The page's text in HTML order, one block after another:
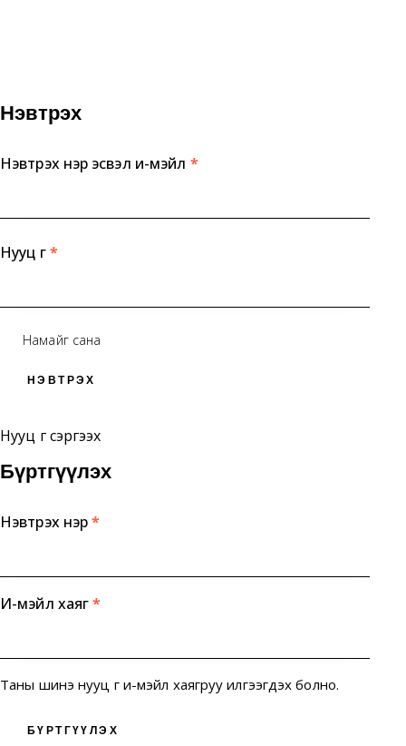
Нэвтрэх
Нэвтрэх нэр эсвэл и-мэйл *
Нууц үг*
Намайг сана
НЭВТРЭХ
Нууц үг сэргээх
Бүртгүүлэх
Нэвтрэх нэр*
И-мэйл хаяг*
Таны шинэ нууц үг и-мэйл хаягруу илгээгдэх болно.
БҮРТГҮҮЛЭХ